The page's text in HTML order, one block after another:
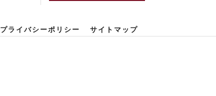
プライバシーポリシー サイトマップ